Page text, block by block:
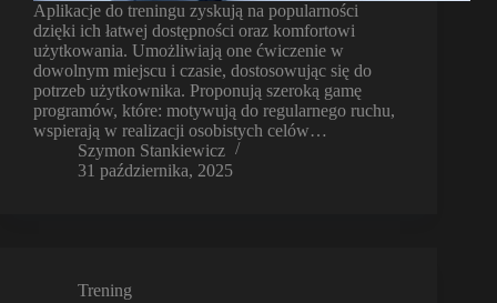
Aplikacje do treningu zyskują na popularności
dzięki ich łatwej dostępności oraz komfortowi
użytkowania. Umożliwiają one ćwiczenie w
dowolnym miejscu i czasie, dostosowując się do
potrzeb użytkownika. Proponują szeroką gamę
programów, które: motywują do regularnego ruchu,
wspierają w realizacji osobistych celów…
Szymon Stankiewicz
31 października, 2025
Trening